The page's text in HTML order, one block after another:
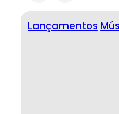
Lançamentos